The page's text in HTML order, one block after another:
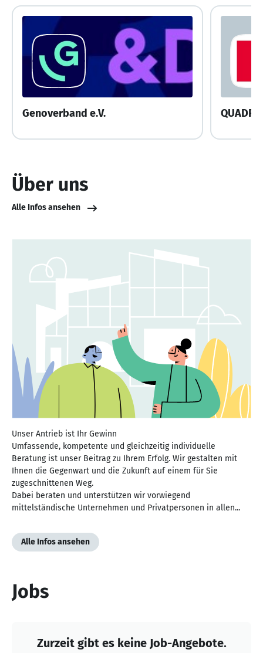
Genoverband e.V.
Über uns
Alle Infos ansehen
Unser Antrieb ist Ihr Gewinn
Umfassende, kompetente und gleichzeitig individuelle
Beratung ist unser Beitrag zu Ihrem Erfolg. Wir gestalten mit
Ihnen die Gegenwart und die Zukunft auf einem für Sie
zugeschnittenen Weg.
Dabei beraten und unterstützen wir vorwiegend
mittelständische Unternehmen und Privatpersonen in allen...
Alle Infos ansehen
Jobs
Zurzeit gibt es keine Job-Angebote.